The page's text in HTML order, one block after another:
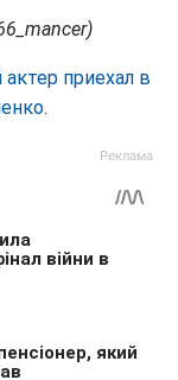
актер приехал в
.